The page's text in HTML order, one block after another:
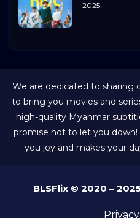
2025
We are dedicated to sharing
to bring you movies and
high-quality Myanmar
promise not to let you
you joy and makes your
BLSFlix © 2020 –